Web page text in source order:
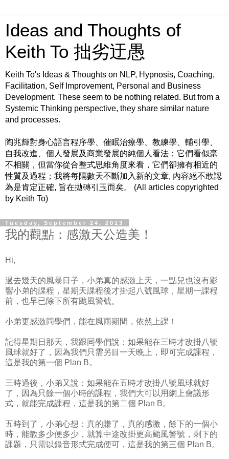
Ideas and Thoughts of
Keith To 拙劣迂愚
Keith To's Ideas & Thoughts on NLP, Hypnosis, Coaching,
Facilitation, Self Improvement, Personal and Business
Development. These seem to be nothing related. But from a
Systemic Thinking perspective, they share similar nature
and processes.
陶兆輝對身心語言程序學、催眠治療學、教練學、輔引學、
自我改進、個人發展及商業發展的純個人看法；它們看似毫
不相關，但當你從合整式思維角度來看，它們卻擁有相近的
性質及過程；我將每隔數天不斷加入新的文章, 內容絕不敢認
為是肯定正確, 旨在拋磚引玉而矣。 (All articles copyrighted
by Keith To)
Tuesday, September 24, 2013
我的觀點：感激天公造美！
Hi,
過去幾天的風暴日子，小弟真的感激上天，一點兒也沒有影
響小弟的課程，星期天課程後才掛起八號風球，星期一課程
前，也早已除下所有颱風警號。
小弟更感激同學們，能在風雨期間，依然上課！
記得星期日那天，我跟同學們說：如果能在三時才改掛八號
風球就好了，因為我們只需另目一天晚上，即可完成課程，
這是我的第一個 Plan B。
三時過後，小弟又說：如果能在五時才改掛八號風球就好
了，因為只餘一個小時的課程，我們大可以用網上會議形
式，就能完成課程，這是我的第二個 Plan B。
五時到了，小弟心想：真的賺了，真的感激，餘下的一個小
時，能教多少便多少，就算中途改掛更高颱風警號，剩下的
課題，只需以錄音形式完成便可，這是我的第三個 Plan B。